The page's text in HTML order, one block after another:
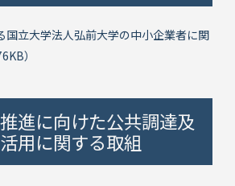
国立大学法人弘前大学の中小企業者に関
）
進に向けた公共調達及
用に関する取組